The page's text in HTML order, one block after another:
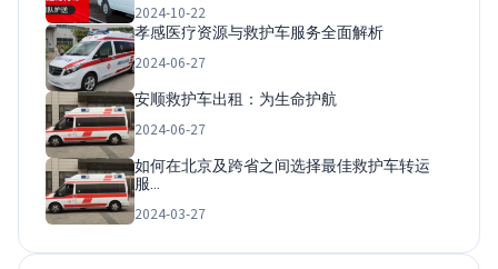
2024-10-22
孝感医疗资源与救护车服务全面解析
2024-06-27
安顺救护车出租：为生命护航
2024-06-27
如何在北京及跨省之间选择最佳救护车转运
服…
2024-03-27